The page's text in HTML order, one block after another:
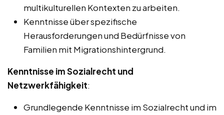
multikulturellen Kontexten zu arbeiten.
Kenntnisse über spezifische
Herausforderungen und Bedürfnisse von
Familien mit Migrationshintergrund.
Kenntnisse im Sozialrecht und
Netzwerkfähigkeit:
Grundlegende Kenntnisse im Sozialrecht und im